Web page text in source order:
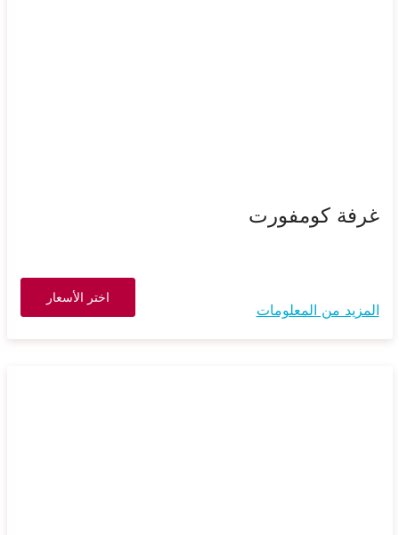
غرفة كومفورت
المزيد من المعلومات
اختر الأسعار